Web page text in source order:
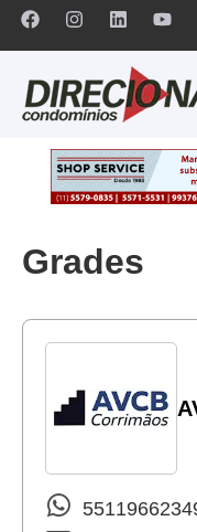
Grades